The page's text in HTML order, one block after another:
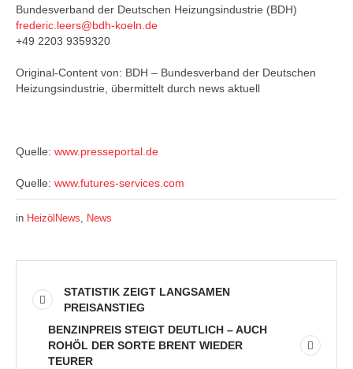
Bundesverband der Deutschen Heizungsindustrie (BDH)
frederic.leers@bdh-koeln.de
+49 2203 9359320
Original-Content von: BDH – Bundesverband der Deutschen
Heizungsindustrie, übermittelt durch news aktuell
Quelle: www.presseportal.de
Quelle: www.futures-services.com
in HeizölNews, News
STATISTIK ZEIGT LANGSAMEN
PREISANSTIEG
BENZINPREIS STEIGT DEUTLICH – AUCH
ROHÖL DER SORTE BRENT WIEDER
TEURER